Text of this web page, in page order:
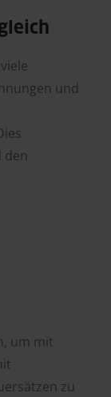
und
den
um mit
zu